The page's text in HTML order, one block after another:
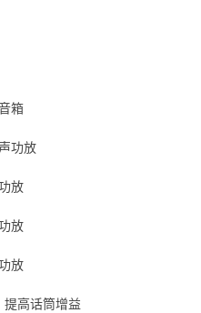
箱
功放
放
放
放
高话筒增益